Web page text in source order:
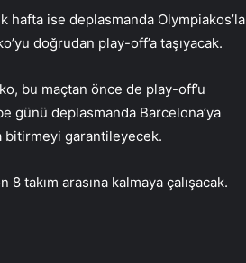
hafta ise deplasmanda Olympiakos’la
doğrudan play-off’a taşıyacak.
bu maçtan önce de play-off’u
günü deplasmanda Barcelona’ya
bitirmeyi garantileyecek.
takım arasına kalmaya çalışacak.